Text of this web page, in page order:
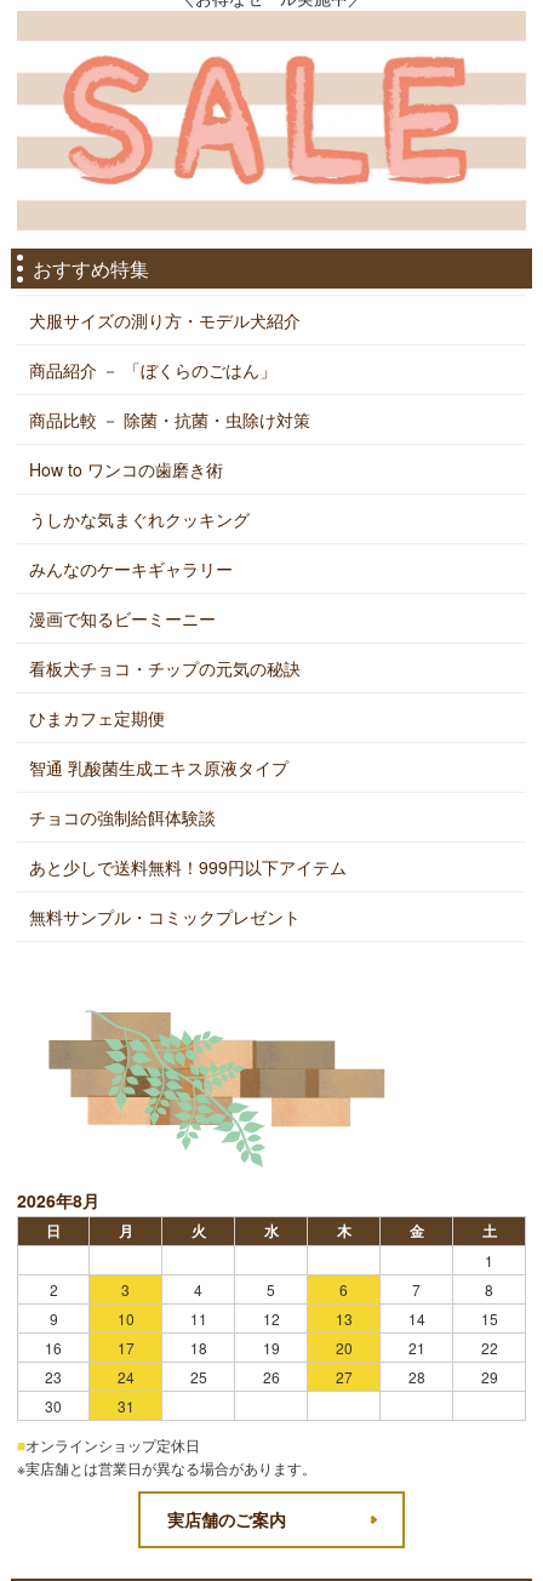
おすすめ特集
犬服サイズの測り方・モデル犬紹介
商品紹介 － 「ぼくらのごはん」
商品比較 － 除菌・抗菌・虫除け対策
How to ワンコの歯磨き術
うしかな気まぐれクッキング
みんなのケーキギャラリー
漫画で知るビーミーニー
看板犬チョコ・チップの元気の秘訣
ひまカフェ定期便
智通 乳酸菌生成エキス原液タイプ
チョコの強制給餌体験談
あと少しで送料無料！999円以下アイテム
無料サンプル・コミックプレゼント
2026年8月
日 月 火 水 木 金 土
1
2
3 4 5 6 7
8
9
10 11 12 13 14
15
16
17 18 19 20 21
22
23
24 25 26 27 28
29
30
31
■オンラインショップ定休日
※実店舗とは営業日が異なる場合があります。
実店舗のご案内